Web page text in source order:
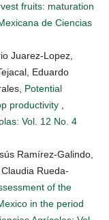
fruits: maturation
de Ciencias
Juarez-Lopez,
Eduardo
Potential
productivity ,
Vol. 12 No. 4
Ramírez-Galindo,
Rueda-
of the
in the period